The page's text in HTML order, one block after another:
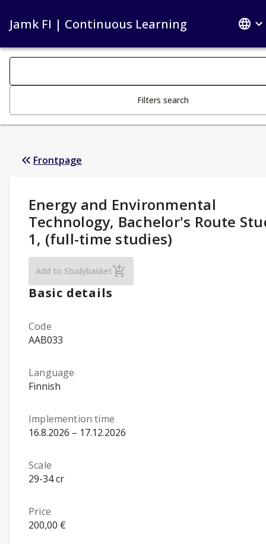
Jamk FI | Continuous Learning
Search filters
Filters search
Frontpage
Study Details:
Energy and Environmental
Technology, Bachelor's Route
1, (full-time studies)
Add to StudybasketEnergy and Environmental Technology,
Basic details
Code
AAB033
Language
Finnish
Implemention time
16.8.2026 – 17.12.2026
Scale
29-34 cr
Price
200,00 €